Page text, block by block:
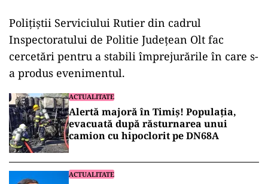
Poliţiştii Serviciului Rutier din cadrul
Inspectoratului de Politie Judeţean Olt fac
cercetări pentru a stabili împrejurările în care s-
a produs evenimentul.
ACTUALITATE
Alertă majoră în Timiș! Populația,
evacuată după răsturnarea unui
camion cu hipoclorit pe DN68A
ACTUALITATE